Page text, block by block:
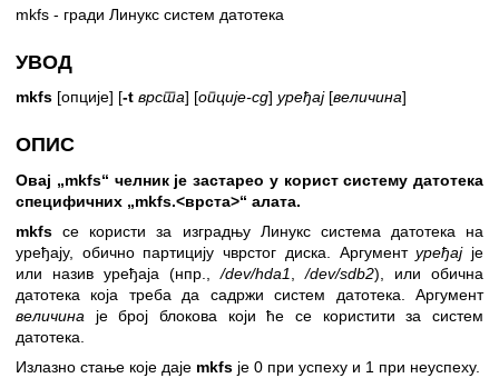
mkfs - гради Линукс систем датотека
УВОД
mkfs [опције] [-t врста] [опције-сд] уређај[величина]
ОПИС
Овај „mkfs“ челник је застарео у корист систему датотека
специфичних „mkfs.<врста>“ алата.
mkfs се користи за изградњу Линукс система датотека на
уређају, обично партицију чврстог диска. Аргументуређајје
или назив уређаја (нпр.,/dev/hda1 ,/dev/sdb2), или обична
датотека која треба да садржи систем датотека. Аргумент
величина је број блокова који ће се користити за систем
датотека.
Излазно стање које даје mkfs је 0 при успеху и 1 при неуспеху.